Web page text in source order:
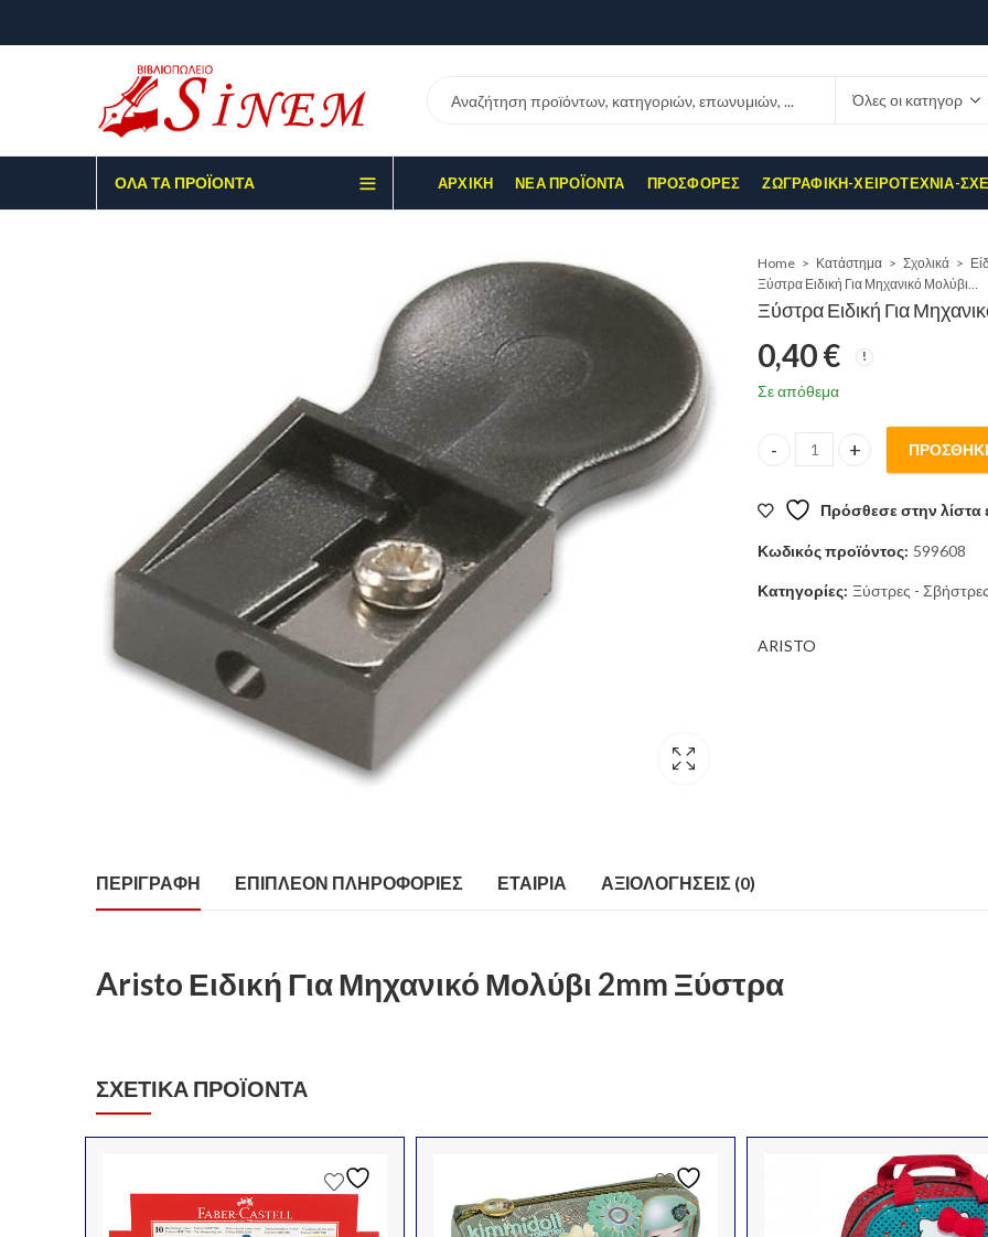
ΌΛΑ ΤΑ ΠΡΟΪΌΝΤΑ ΑΡΧΙΚΉ ΝΈΑ ΠΡΟΪΌΝΤΑ ΠΡΟΣΦΟΡΈΣ ΖΩΓΡΑΦΙΚΉ-ΧΕΙΡΟΤΕΧΝΊΑ-
Home Κατάστημα Σχολικά
Ξύστρα Ειδική Για Μηχανικό Μολύβι 2mm
Ξύστρα Ειδική Για
0,40€
Σε απόθεμα
Ξύστρα Ειδική Για Μηχανικό
Πρόσθεσε στην λίστα
Κωδικός προϊόντος: 599608
Κατηγορίες: Ξύστρες - Σβήστρες
ARISTO
ΠΕΡΙΓΡΑΦΉ ΕΠΙΠΛΈΟΝ ΠΛΗΡΟΦΟΡΊΕΣ ΕΤΑΙΡΊΑ ΑΞΙΟΛΟΓΉΣΕΙΣ (0)
Aristo Ειδική Για Μηχανικό Μολύβι 2mm Ξύστρα
ΣΧΕΤΙΚΆ ΠΡΟΪΌΝΤΑ